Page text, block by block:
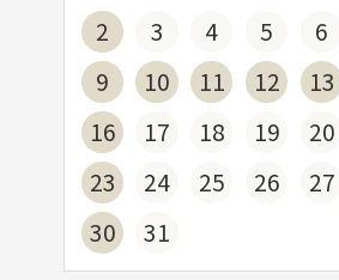
2
3 4 5 6
9
10 11 12 13
16
17 18 19 20
23
24 25 26 27
30
31